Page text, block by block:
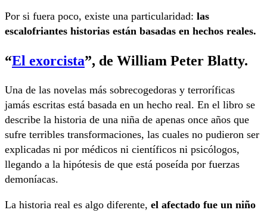
Por si fuera poco, existe una particularidad: las
escalofriantes historias están basadas en hechos reales.
“El exorcista”, de William Peter Blatty.
Una de las novelas más sobrecogedoras y terroríficas
jamás escritas está basada en un hecho real. En el libro se
describe la historia de una niña de apenas once años que
sufre terribles transformaciones, las cuales no pudieron ser
explicadas ni por médicos ni científicos ni psicólogos,
llegando a la hipótesis de que está poseída por fuerzas
demoníacas.
La historia real es algo diferente, el afectado fue un niño